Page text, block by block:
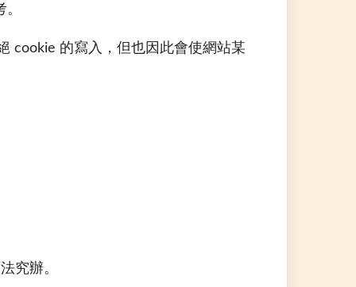
cookie 的寫入，但也因此會使網站某
究辦。